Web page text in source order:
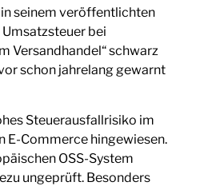
seinem veröffentlichten
bei
Versandhandel“ schwarz
schon jahrelang gewarnt
Steuerausfallrisiko im
E-Commerce hingewiesen.
OSS-System
ungeprüft. Besonders